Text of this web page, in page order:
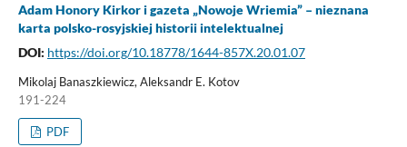
Adam Honory Kirkor i gazeta „Nowoje Wriemia” – nieznana
karta polsko-rosyjskiej historii intelektualnej
DOI: https://doi.org/10.18778/1644-857X.20.01.07
Mikolaj Banaszkiewicz, Aleksandr E. Kotov
191-224
PDF